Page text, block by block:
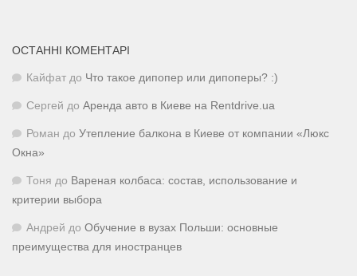
ОСТАННІ КОМЕНТАРІ
Кайфат до Что такое дипопер или дипоперы? :)
Сергей до Аренда авто в Киеве на Rentdrive.ua
Роман до Утепление балкона в Киеве от компании «Люкс
Окна»
Тоня до Вареная колбаса: состав, использование и
критерии выбора
Андрей до Обучение в вузах Польши: основные
преимущества для иностранцев